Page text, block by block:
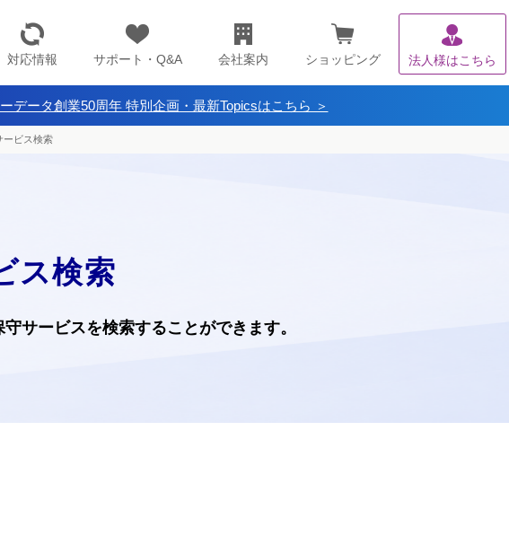
対応情報 サポート・Q&A 会社案内 ショッピング 法人様はこちら
データ創業50周年 特別企画・最新Topicsはこちら ＞
ービス検索
ス検索
守サービスを検索することができます。